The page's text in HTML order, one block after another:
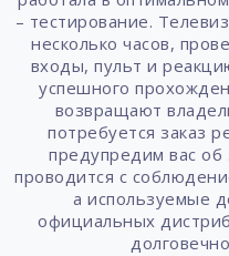
– тестирование.
несколько часов,
входы, пульт и
успешного
возвращают
потребуется заказ
предупредим вас об
проводится с
а используемые
официальных